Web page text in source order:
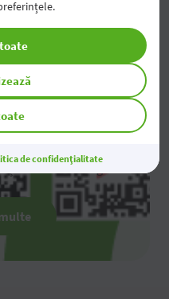
Banking
și Mobile Banking
de confidențialitate